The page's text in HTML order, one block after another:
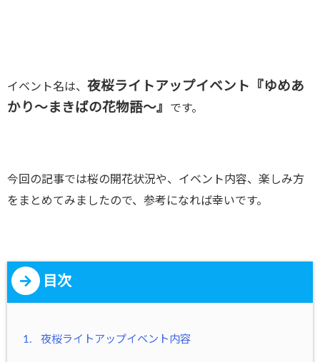
イベント名は、 夜桜ライトアップイベント『ゆめあ
かり～まきばの花物語～』
です。
今回の記事では桜の開花状況や、イベント内容、楽しみ方
をまとめてみましたので、参考になれば幸いです。
目次
1. 夜桜ライトアップイベント内容